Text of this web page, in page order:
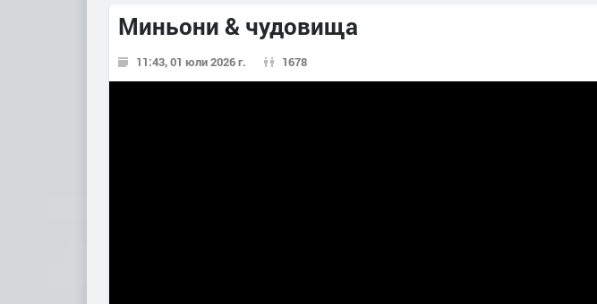
Миньони & чудовища
11:43, 01 юли 2026 г. 1678